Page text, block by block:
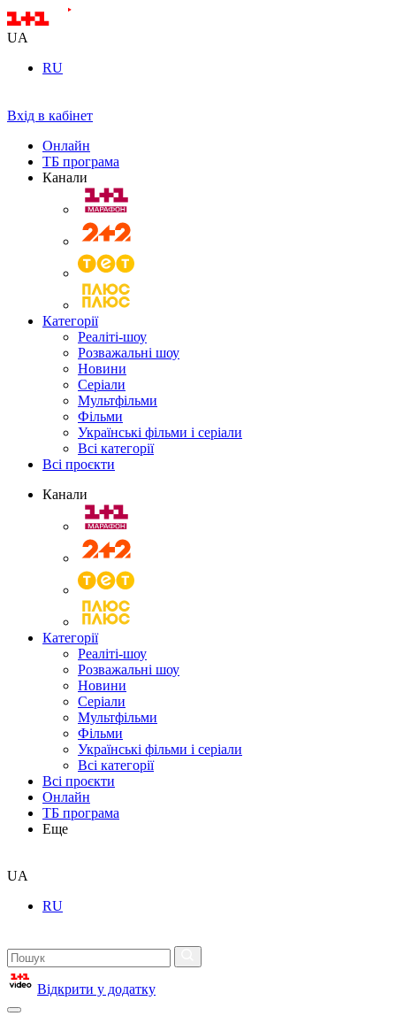
UA
RU
Вхід в кабінет
Онлайн
ТБ програма
Канали
Категорії
Реаліті-шоу
Розважальні шоу
Новини
Серіали
Мультфільми
Фільми
Українські фільми і серіали
Всі категорії
Всі проєкти
Канали
Категорії
Реаліті-шоу
Розважальні шоу
Новини
Серіали
Мультфільми
Фільми
Українські фільми і серіали
Всі категорії
Всі проєкти
Онлайн
ТБ програма
Еще
UA
RU
Відкрити у додатку